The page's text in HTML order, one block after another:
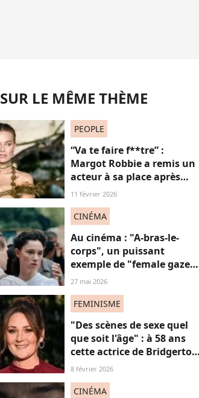
SUR LE MÊME THÈME
PEOPLE
“Va te faire f**tre” :
Margot Robbie a remis un
acteur à sa place après
qu’il lui a conseillé de
11 février 2026
CINÉMA
Au cinéma : "A-bras-le-
corps", un puissant
exemple de "female gaze"
à voir à tout prix
27 mai 2026
FEMINISME
"Des scènes de sexe quel
que soit l'âge" : à 58 ans
cette actrice de Bridgerton
veut briser les tabous à
8 février 2026
CINÉMA